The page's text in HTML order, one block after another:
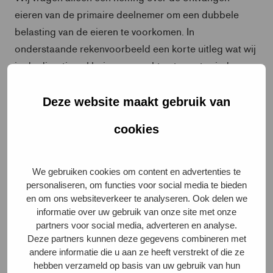
Deze website maakt gebruik van
cookies
We gebruiken cookies om content en advertenties te
personaliseren, om functies voor social media te bieden
en om ons websiteverkeer te analyseren. Ook delen we
informatie over uw gebruik van onze site met onze
partners voor social media, adverteren en analyse.
Deze partners kunnen deze gegevens combineren met
andere informatie die u aan ze heeft verstrekt of die ze
hebben verzameld op basis van uw gebruik van hun
eieren van de primaire deelnemer om een dubbele
belasting van de eieren te voorkomen. In
onderstaande rekenvoorbeeld een korte uitleg wat wij
in de directieverklaring verwachten terug te vinden.
tabel rekenvoorbeeld eieren die in de directieverklaring moeten
In dit voorbeeld geeft het pakstation 100 op in de
directieverklaring. Er worden 100 eieren geleverd van
de pluimveehouder naar het pakstation. Deze eieren
moeten in de directieverklaring staan.